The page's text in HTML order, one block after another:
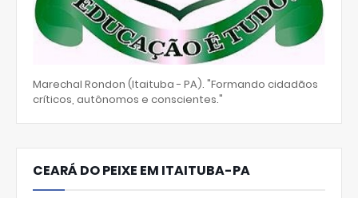
Marechal Rondon (Itaituba - PA). "Formando cidadãos
críticos, autônomos e conscientes."
CEARÁ DO PEIXE EM ITAITUBA-PA